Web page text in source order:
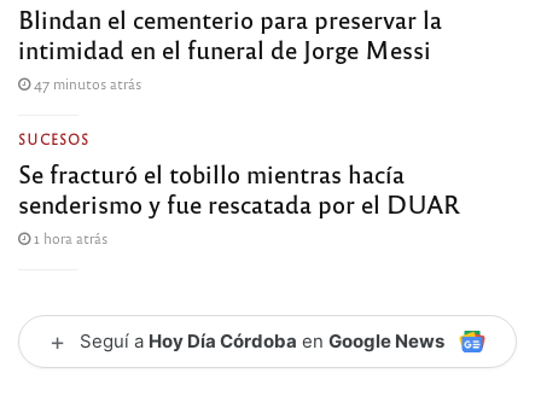
Blindan el cementerio para preservar la
intimidad en el funeral de Jorge Messi
47 minutos atrás
SUCESOS
Se fracturó el tobillo mientras hacía
senderismo y fue rescatada por el DUAR
1 hora atrás
+ Seguí a Hoy Día Córdoba en Google News